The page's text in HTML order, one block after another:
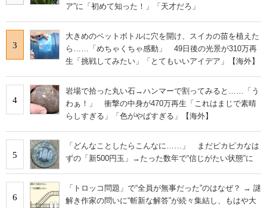
ア”に「初めて知った！」「天才だろ」
3
大きめのペットボトルに穴を開け、スイカの苗を植えた
ら……「めちゃくちゃ感動」 49日後の光景が310万再
生「挑戦してみたい」「とてもいいアイデア」【海外】
4
岩場で拾った丸い石→ハンマーで割ってみると……「う
わぁ！」 衝撃の中身が470万再生「これはまじで素晴
らしすぎる」「色がやばすぎる」【海外】
5
「どんなことしたらこんなに……」 まだピカピカなは
ずの「新500円玉」→たった数年で“信じがたい状態”に
6
「トロッコ問題」で“全員が無事だった”のはなぜ？ → 謎
解き作家の問いに“斬新な解答”が続々集結し、もはや大